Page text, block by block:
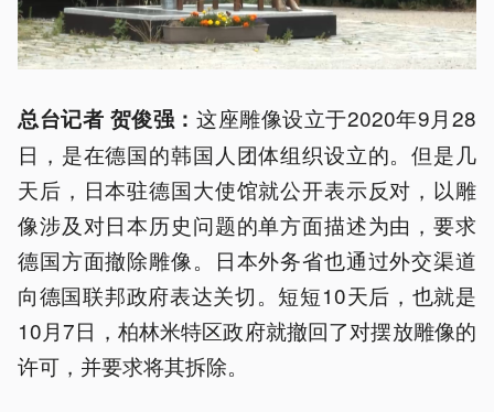
总台记者 贺俊强： 这座雕像设立于2020年9月28
日，是在德国的韩国人团体组织设立的。但是几
天后，日本驻德国大使馆就公开表示反对，以雕
像涉及对日本历史问题的单方面描述为由，要求
德国方面撤除雕像。日本外务省也通过外交渠道
向德国联邦政府表达关切。短短10天后，也就是
10月7日，柏林米特区政府就撤回了对摆放雕像的
许可，并要求将其拆除。